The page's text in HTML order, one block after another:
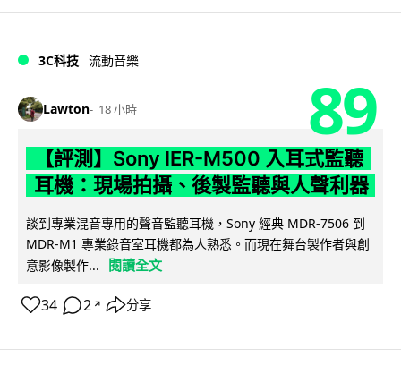
3C科技 流動音樂
Lawton 18 小時 89
【評測】Sony IER-M500 入耳式監聽
耳機：現場拍攝、後製監聽與人聲利器
談到專業混音專用的聲音監聽耳機，Sony 經典 MDR-7506 到
MDR-M1 專業錄音室耳機都為人熟悉。而現在舞台製作者與創
意影像製作...
閱讀全文
34 2 ↗ 分享